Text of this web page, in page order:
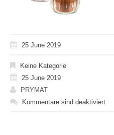
25 June 2019
Keine Kategorie
25 June 2019
PRYMAT
Kommentare sind deaktiviert